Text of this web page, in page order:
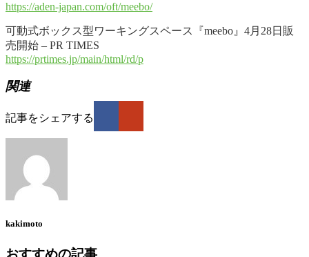
https://aden-japan.com/oft/meebo/
可動式ボックス型ワーキングスペース『meebo』4月28日販
売開始 – PR TIMES
https://prtimes.jp/main/html/rd/p
関連
記事をシェアする
kakimoto
おすすめの記事